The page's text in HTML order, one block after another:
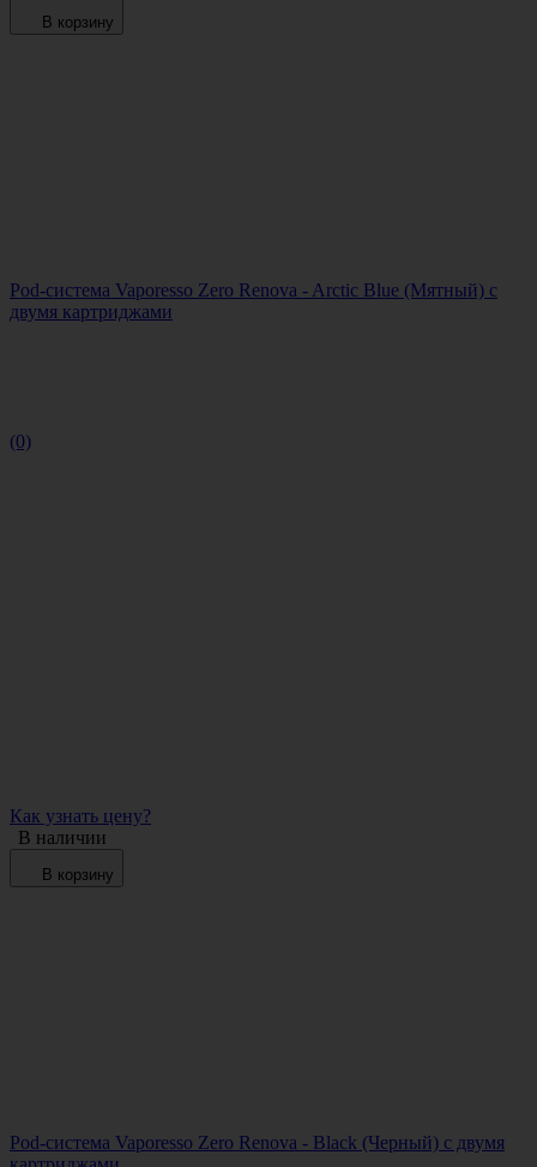
В корзину
Pod-система Vaporesso Zero Renova - Arctic Blue (Мятный) с
двумя картриджами
(0)
Как узнать цену?
В наличии
В корзину
Pod-система Vaporesso Zero Renova - Black (Черный) с двумя